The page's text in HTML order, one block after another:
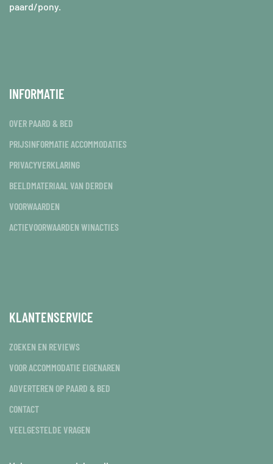
paard/pony.
INFORMATIE
OVER PAARD & BED
PRIJSINFORMATIE ACCOMMODATIES
PRIVACYVERKLARING
BEELDMATERIAAL VAN DERDEN
VOORWAARDEN
ACTIEVOORWAARDEN WINACTIES
KLANTENSERVICE
ZOEKEN EN REVIEWS
VOOR ACCOMMODATIE EIGENAREN
ADVERTEREN OP PAARD & BED
CONTACT
VEELGESTELDE VRAGEN